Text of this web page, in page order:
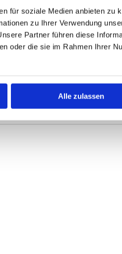
für soziale Medien anbieten zu
zu Ihrer Verwendung
Partner führen diese
oder die sie im Rahmen Ihrer
Alle zulassen